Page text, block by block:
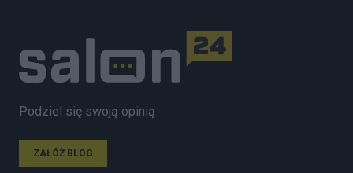
Podziel się swoją opinią
ZAŁÓŻ BLOG